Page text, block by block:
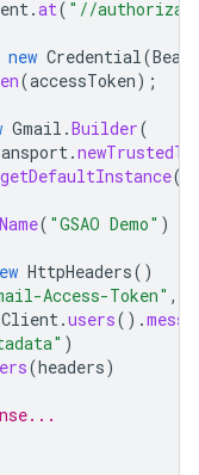
.at( "//
new Credential(
(accessToken);
Gmail .Builder(
.
getDefaultInstance
( "GSAO Demo" )
HttpHeaders()
Access-Token" ,
.users().
)
(headers)